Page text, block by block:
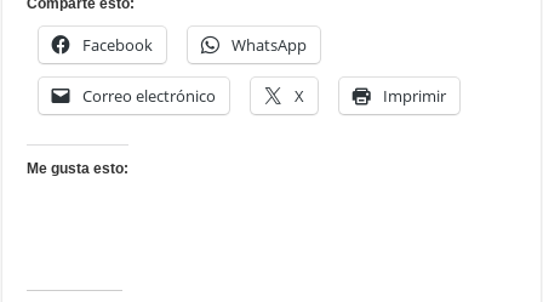
Comparte esto:
Facebook WhatsApp
Correo electrónico X Imprimir
Me gusta esto: